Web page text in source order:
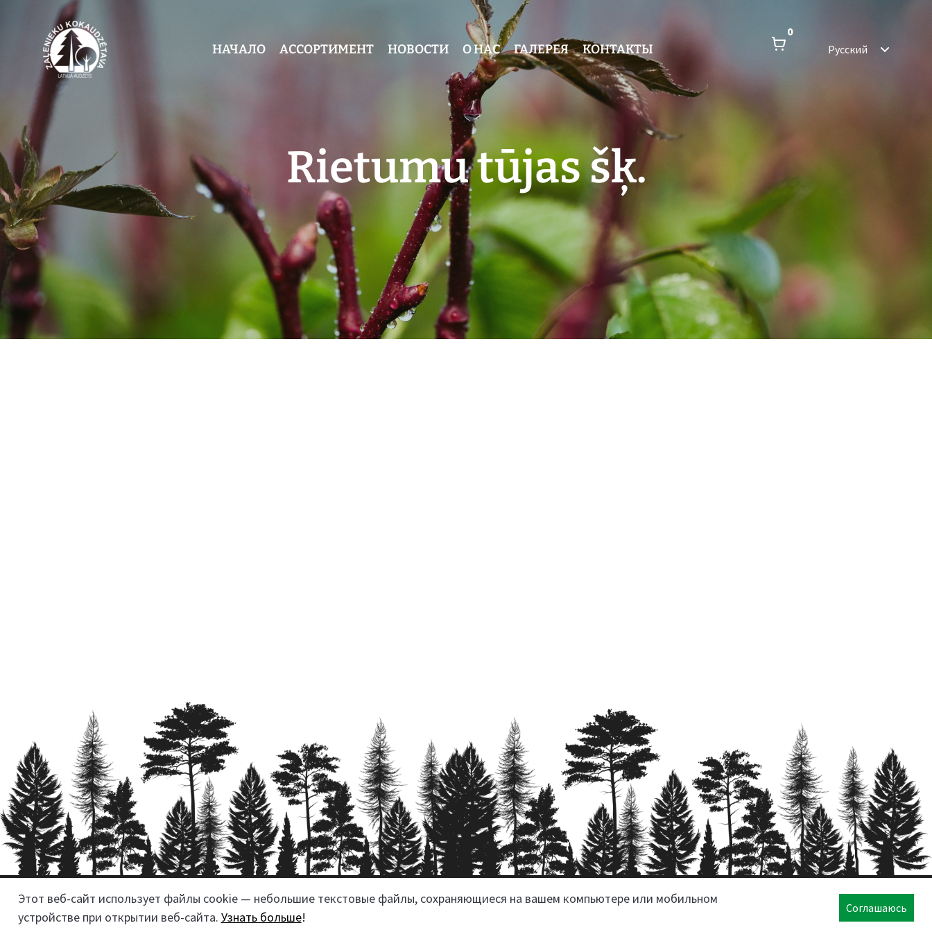
НАЧАЛО АССОРТИМЕНТ НОВОСТИ О НАС ГАЛЕРЕЯ КОНТАКТЫ
0
Русский
Rietumu tūjas šķ.
Реквизиты
Этот веб-сайт использует файлы cookie — небольшие текстовые файлы, сохраняющиеся на вашем компьютере или мобильном
устройстве при открытии веб-сайта. Узнать больше!
Соглашаюсь